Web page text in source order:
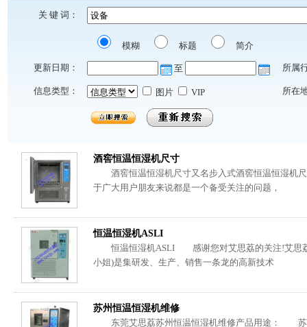
关 键 词：
模糊 标题 简介
更新日期： 至 所属
信息类型： 图片 VIP 所在
酒窖恒温恒湿机尺寸
酒窖恒温恒湿机尺寸又名步入式酒窖恒温恒湿机尺
于广大用户朋友来说都是一个备受关注的问题，
恒温恒湿机ASLI
恒温恒湿机ASLI 感谢您对艾思荔的关注!艾思荔
小姐)是集研发、生产、销售一条龙的高新技术
苏州恒温恒湿机维修
东莞艾思荔苏州恒温恒湿机维修产品用途： 苏